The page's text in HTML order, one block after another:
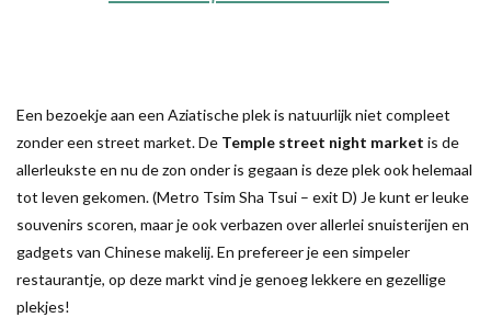
Een bezoekje aan een Aziatische plek is natuurlijk niet compleet
zonder een street market. De Temple street night market is de
allerleukste en nu de zon onder is gegaan is deze plek ook helemaal
tot leven gekomen. (Metro Tsim Sha Tsui – exit D) Je kunt er leuke
souvenirs scoren, maar je ook verbazen over allerlei snuisterijen en
gadgets van Chinese makelij. En prefereer je een simpeler
restaurantje, op deze markt vind je genoeg lekkere en gezellige
plekjes!